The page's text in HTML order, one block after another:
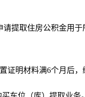
取住房公积金用
明材料满6个月后